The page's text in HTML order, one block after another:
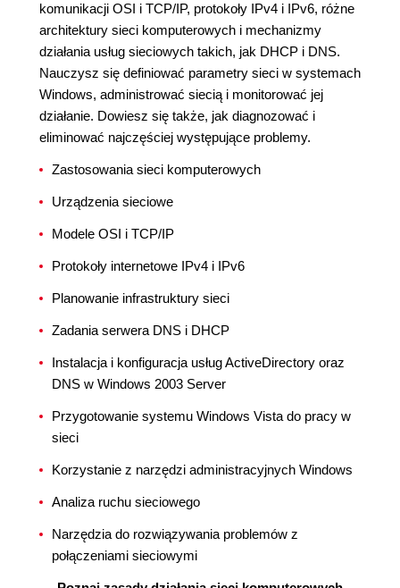
komunikacji OSI i TCP/IP, protokoły IPv4 i IPv6, różne
architektury sieci komputerowych i mechanizmy
działania usług sieciowych takich, jak DHCP i DNS.
Nauczysz się definiować parametry sieci w systemach
Windows, administrować siecią i monitorować jej
działanie. Dowiesz się także, jak diagnozować i
eliminować najczęściej występujące problemy.
Zastosowania sieci komputerowych
Urządzenia sieciowe
Modele OSI i TCP/IP
Protokoły internetowe IPv4 i IPv6
Planowanie infrastruktury sieci
Zadania serwera DNS i DHCP
Instalacja i konfiguracja usług ActiveDirectory oraz
DNS w Windows 2003 Server
Przygotowanie systemu Windows Vista do pracy w
sieci
Korzystanie z narzędzi administracyjnych Windows
Analiza ruchu sieciowego
Narzędzia do rozwiązywania problemów z
połączeniami sieciowymi